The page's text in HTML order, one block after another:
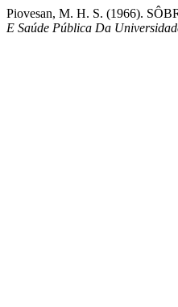
Piovesan, M. H. S. (1966).
E Saúde Pública Da